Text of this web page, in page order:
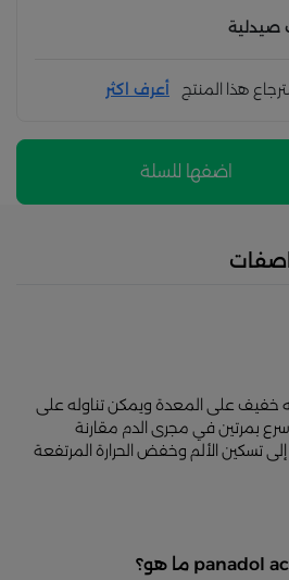
صيدلية
هذا المنتج أعرف اكثر
اضفها للسلة
خفيف على المعدة ويمكن تناوله على
بمرتين في مجرى الدم مقارنة
إلى تسكين الألم وخفض الحرارة المرتفعة